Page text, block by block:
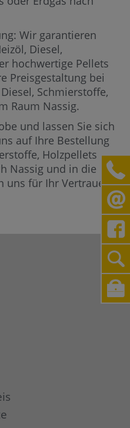
Wir garantieren
Diesel,
hochwertige Pellets
Preisgestaltung bei
Schmierstoffe,
Raum Nassig.
und lassen Sie sich
auf Ihre Bestellung
Holzpellets
Nassig und in die
uns für Ihr Vertrauen.